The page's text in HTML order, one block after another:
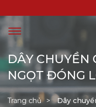
DÂY CHUYỀN
NGỌT ĐÓNG
Trang chủ Dây